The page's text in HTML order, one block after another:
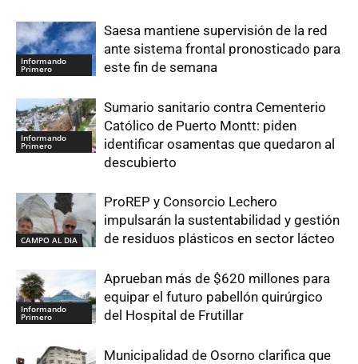
Informando
Primero
Saesa mantiene supervisión de la red
ante sistema frontal pronosticado para
este fin de semana
Informando
Primero
Sumario sanitario contra Cementerio
Católico de Puerto Montt: piden
identificar osamentas que quedaron al
descubierto
CAMPO AL DIA
ProREP y Consorcio Lechero
impulsarán la sustentabilidad y gestión
de residuos plásticos en sector lácteo
Informando
Primero
Aprueban más de $620 millones para
equipar el futuro pabellón quirúrgico
del Hospital de Frutillar
Municipalidad de Osorno clarifica que